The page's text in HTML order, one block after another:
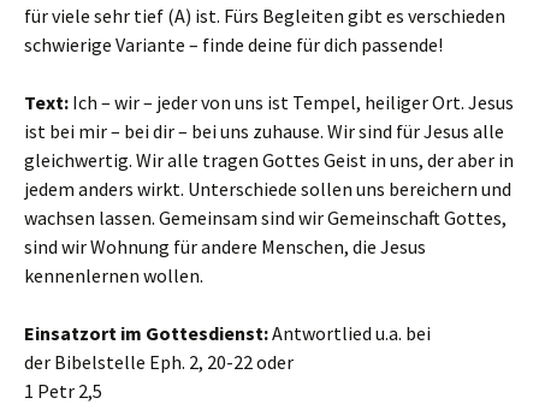
für viele sehr tief (A) ist. Fürs Begleiten gibt es verschieden
schwierige Variante – finde deine für dich passende!
Text: Ich – wir – jeder von uns ist Tempel, heiliger Ort. Jesus
ist bei mir – bei dir – bei uns zuhause. Wir sind für Jesus alle
gleichwertig. Wir alle tragen Gottes Geist in uns, der aber in
jedem anders wirkt. Unterschiede sollen uns bereichern und
wachsen lassen. Gemeinsam sind wir Gemeinschaft Gottes,
sind wir Wohnung für andere Menschen, die Jesus
kennenlernen wollen.
Einsatzort im Gottesdienst:Antwortlied u.a. bei
der Bibelstelle Eph. 2, 20-22 oder
1 Petr 2,5